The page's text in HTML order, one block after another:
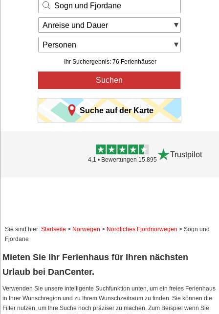
Sogn und Fjordane
Anreise und Dauer
Personen
Ihr Suchergebnis: 76 Ferienhäuser
Suchen
Suche auf der Karte
4,1 • Bewertungen 15.895
Trustpilot
Sie sind hier: Startseite > Norwegen > Nördliches Fjordnorwegen > Sogn und
Fjordane
Mieten Sie Ihr Ferienhaus für Ihren nächsten
Urlaub bei DanCenter.
Verwenden Sie unsere intelligente Suchfunktion unten, um ein freies Ferienhaus
in Ihrer Wunschregion und zu Ihrem Wunschzeitraum zu finden. Sie können die
Filter nutzen, um Ihre Suche noch präziser zu machen. Zum Beispiel wenn Sie